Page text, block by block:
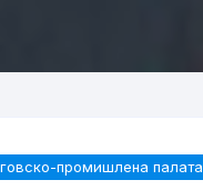
промишлена палaта